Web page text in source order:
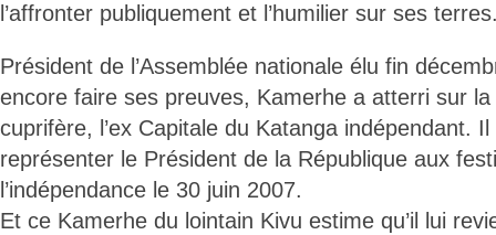
l’affronter publiquement et l’humilier sur ses
Président de l’Assemblée nationale élu fin
encore faire ses preuves, Kamerhe a atterri sur
cuprifère, l’ex Capitale du Katanga indépendant.
représenter le Président de la République aux
l’indépendance le 30 juin 2007.
Et ce Kamerhe du lointain Kivu estime qu’il lui